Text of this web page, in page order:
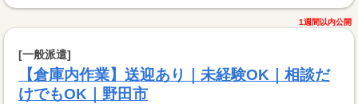
1週間以内公開
[一般派遣]
【倉庫内作業】送迎あり｜未経験OK｜相談だ
けでもOK｜野田市